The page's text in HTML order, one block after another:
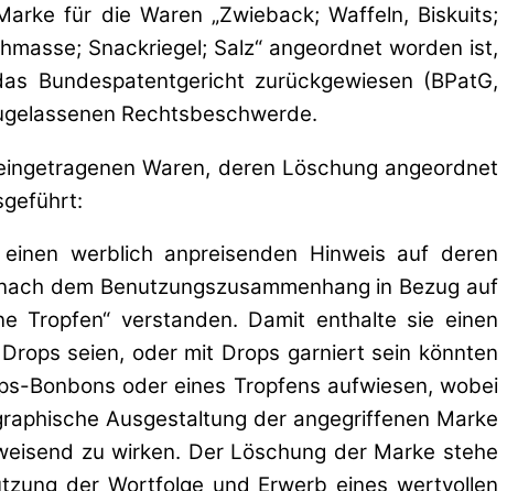
für die Waren „Zwieback; Waffeln, Biskuits;
Snackriegel; Salz“ angeordnet worden ist,
Bundespatentgericht zurückgewiesen (BPatG,
Rechtsbeschwerde.
Waren, deren Löschung angeordnet
werblich anpreisenden Hinweis auf deren
dem Benutzungszusammenhang in Bezug auf
Tropfen“ verstanden. Damit enthalte sie einen
seien, oder mit Drops garniert sein könnten
Bonbons oder eines Tropfens aufwiesen, wobei
Ausgestaltung der angegriffenen Marke
zu wirken. Der Löschung der Marke stehe
der Wortfolge und Erwerb eines wertvollen